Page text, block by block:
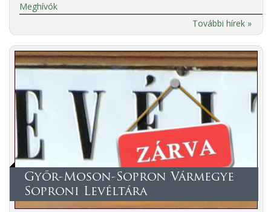
Meghívók
További hírek »
Győr-Moson-Sopron Vármegye
Soproni Levéltára